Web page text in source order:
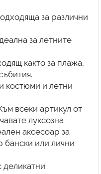
за различни
за летните
както за плажа,
костюми и летни
всеки артикул от
луксозна
аксесоар за
или лични